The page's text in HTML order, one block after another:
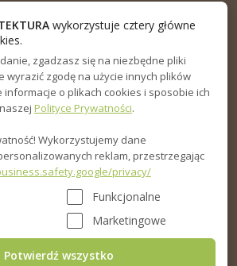
wykorzystuje cztery główne
zgadzasz się na niezbędne pliki
wyrazić zgodę na użycie innych plików
informacje o plikach cookies i sposobie ich
Polityce Prywatności.
Wykorzystujemy dane
reklam, przestrzegając
privacy/
Funkcjonalne
Marketingowe
Potwierdź wszystko